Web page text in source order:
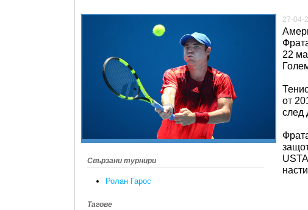
Свързани турнири
Ролан Гарос
Тагове
27-04-
22
от
след